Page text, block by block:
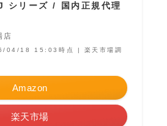
リーズ / 国内正規代理
店
04/18 15:03時点 | 楽天市場調
Amazon
楽天市場